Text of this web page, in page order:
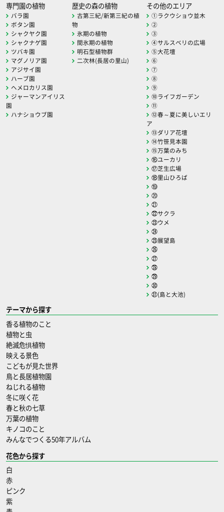
専門園の植物
バラ園
ボタン園
シャクヤク園
シャクナゲ園
ツバキ園
マグノリア園
アジサイ園
ハーブ園
ヘメロカリス園
ジャーマンアイリス
園
ハナショウブ園
歴史の森の植物
古第三紀/新第三紀の植
物
氷期の植物
間氷期の植物
明石型植物群
二次林(長居の里山)
その他のエリア
①ラクウショウ並木
②
③
④サルスベリの広場
⑤大花壇
⑥
⑦
⑧
⑨
⑩ライフガーデン
⑪
⑫春～夏に美しいエリ
ア
⑬ダリア花壇
⑭竹笹見本園
⑮万葉のみち
⑯ユーカリ
⑰芝生広場
⑱里山ひろば
⑲
⑳
㉑
㉒サクラ
㉓ウメ
㉔
㉕展望島
㉖
㉗
㉘
㉙
㉚
㉛(島と大池)
テーマから探す
香る植物のこと
植物と虫
絶滅危惧植物
映える景色
こどもが見た世界
鳥と長居植物園
ねじれる植物
冬に咲く花
春と秋の七草
万葉の植物
キノコのこと
みんなでつくる50年アルバム
花色から探す
白
赤
ピンク
紫